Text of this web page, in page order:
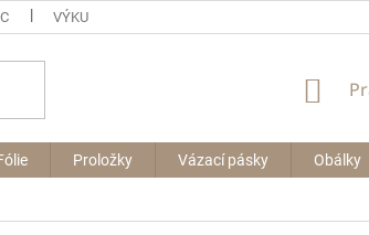
VÝKUP BIG BAGŮ
Proložky Vázací pásky Obálky